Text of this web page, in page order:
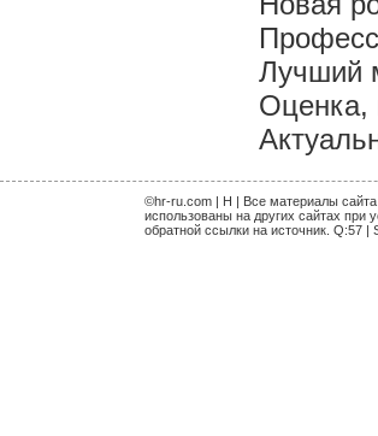
Лучший
Оценка,
©hr-ru.com | H | Все материалы
использованы на других сайтах при
обратной ссылки на источник. Q:57 |